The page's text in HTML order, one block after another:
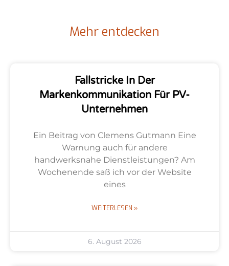
Mehr entdecken
Fallstricke In Der
Markenkommunikation Für PV-
Unternehmen
Ein Beitrag von Clemens Gutmann Eine
Warnung auch für andere
handwerksnahe Dienstleistungen? Am
Wochenende saß ich vor der Website
eines
WEITERLESEN »
6. August 2026